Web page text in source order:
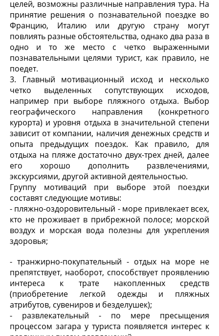
целей, возможны различные направления тура. На
принятие решения о познавательной поездке во
Францию, Италию или другую страну могут
повлиять разные обстоятельства, однако два раза в
одно и то же место с четко выраженными
познавательными целями турист, как правило, не
поедет.
3. Главный мотивационный исход и несколько
четко выделенных сопутствующих исходов,
например при выборе пляжного отдыха. Выбор
географического направления (конкретного
курорта) и уровня отдыха в значительной степени
зависит от компании, наличия денежных средств и
опыта предыдущих поездок. Как правило, для
отдыха на пляже достаточно двух-трех дней, далее
его хорошо дополнить развлечениями,
экскурсиями, другой активной деятельностью.
Группу мотиваций при выборе этой поездки
составят следующие мотивы:
- пляжно-оздоровительный - море привлекает всех,
кто не проживает в прибрежной полосе; морской
воздух и морская вода полезны для укрепления
здоровья;
- транжирно-покупательный - отдых на море не
препятствует, наоборот, способствует проявлению
интереса к трате накопленных средств
(приобретение легкой одежды и пляжных
атрибутов, сувениров и безделушек);
- развлекательный - по мере пресыщения
процессом загара у туриста появляется интерес к